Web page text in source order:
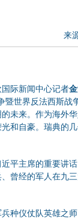
来
国际新闻中心记者
暨世界反法西斯战
未来。作为海外
和自豪。瑞典的
平主席的重要讲
曾经的军人在九
种仪仗队英雄之